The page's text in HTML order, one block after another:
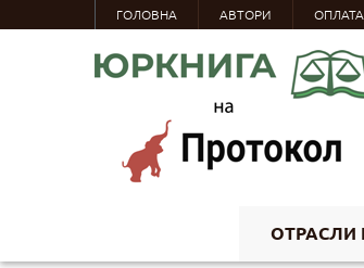
ГОЛОВНА АВТОРИ
ОТРАСЛИ